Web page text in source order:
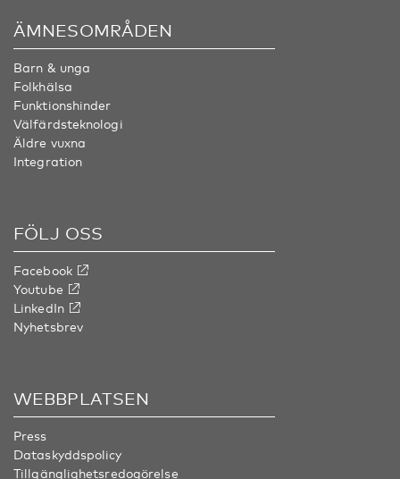
ÄMNESOMRÅDEN
Barn & unga
Folkhälsa
Funktionshinder
Välfärdsteknologi
Äldre vuxna
Integration
FÖLJ OSS
Facebook
Youtube
LinkedIn
Nyhetsbrev
WEBBPLATSEN
Press
Dataskyddspolicy
Tillgänglighetsredogörelse